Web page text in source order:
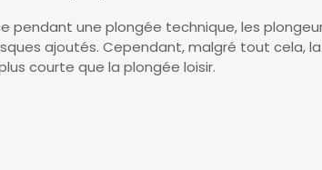
pendant une plongée technique, les
ajoutés. Cependant, malgré tout cela,
courte que la plongée loisir.